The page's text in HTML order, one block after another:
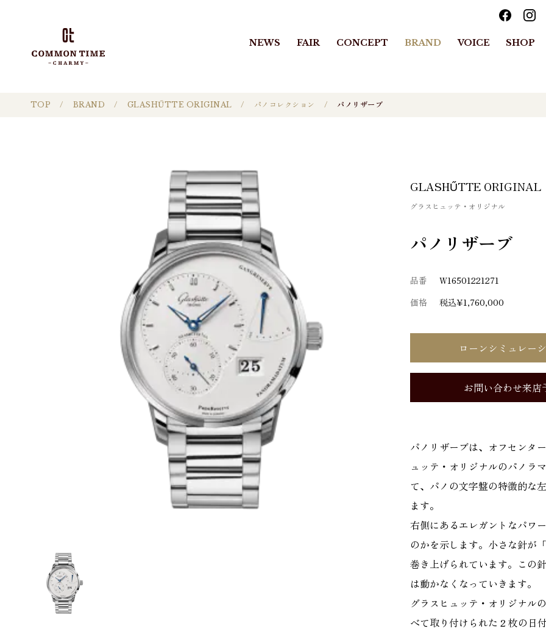
NEWS FAIR CONCEPT BRAND VOICE SHOP
TOP BRAND GLASHŰTTE ORIGINAL パノコレクション パノリザーブ
GLASHŰTTE ORIGINAL
グラスヒュッテ・オリジナル
パノリザーブ
品番
W16501221271
価格
税込¥1,760,000
ローンシミュレー
お問い合わせ来店
パノリザーブは、オフセンタ
ュッテ・オリジナルのパノラ
て、パノの文字盤の特徴的な
ます。
右側にあるエレガントなパワ
のかを示します。小さな針が
巻き上げられています。この
は動かなくなっていきます。
グラスヒュッテ・オリジナル
べて取り付けられた 2 枚の日